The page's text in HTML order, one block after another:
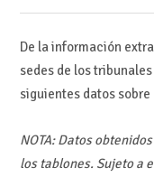
De la información
sedes de los
siguientes datos
NOTA: Datos
los tablones. Sujeto a